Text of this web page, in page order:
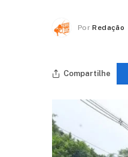
Por Redação
Compartilhe